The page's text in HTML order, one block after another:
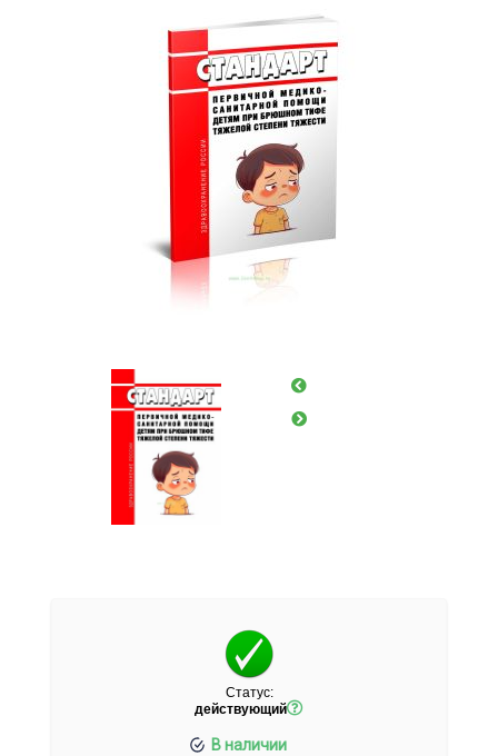
Статус:
действующий
В наличии